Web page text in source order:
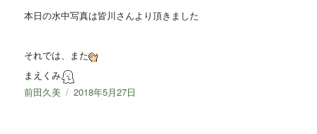
本日の水中写真は皆川さんより頂きました
それでは、また
まえくみ
投
前田久美
投
2018年5月27日